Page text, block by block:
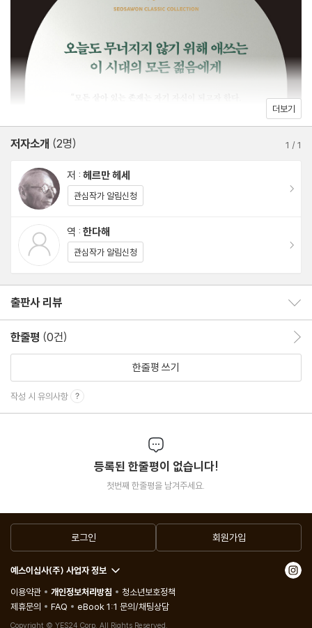
던 것이다.
시대의 아픔에 위로와 용기를 건넸던 『데미안』의 메시지는 한 청춘
의 이야기를 넘어 오늘날 모든 인간에게 적용 가능한 보편적 가치로
여겨진다. 전쟁을 방불케 하는 삭막하고 경직된 사회에서 자신을 잃
어가는 수많은 이들에게 ‘자기 자신에게 이르는 것’이야말로 삶의 본
질임을 일깨우며, 변함없는 감동을 전하고 있다
더보기
저자소개 (2명) 1 /1
저 : 헤르만 헤세
관심작가 알림신청
역 : 한다해
관심작가 알림신청
출판사 리뷰
한줄평 (0건)
한줄평 쓰기
작성 시 유의사항
등록된 한줄평이 없습니다!
첫번째 한줄평을 남겨주세요.
로그인 회원가입
예스이십사(주) 사업자 정보
이용약관
개인정보처리방침
청소년보호정책
제휴문의
FAQ eBook 1:1 문의/채팅상담
Copyright © YES24 Corp. All Rights Reserved.